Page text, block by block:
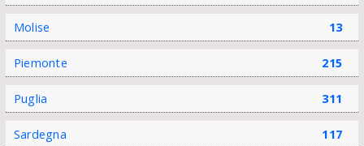
Molise 13
Piemonte 215
Puglia 311
Sardegna 117